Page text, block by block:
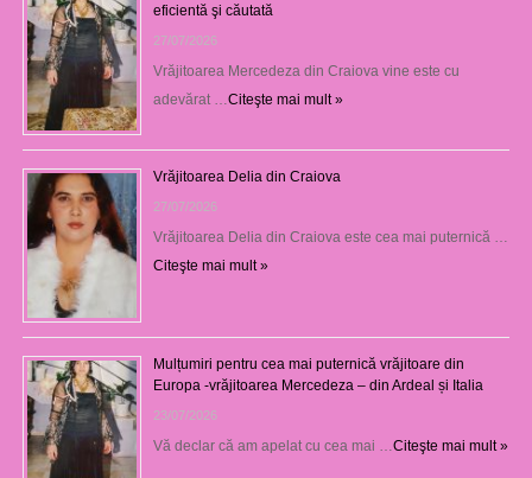
eficientă şi căutată
27/07/2026
Vrăjitoarea Mercedeza din Craiova vine este cu
adevărat … Citeşte mai mult »
Vrăjitoarea Delia din Craiova
27/07/2026
Vrăjitoarea Delia din Craiova este cea mai puternică …
Citeşte mai mult »
Mulțumiri pentru cea mai puternică vrăjitoare din
Europa -vrăjitoarea Mercedeza – din Ardeal și Italia
23/07/2026
Vă declar că am apelat cu cea mai … Citeşte mai mult »